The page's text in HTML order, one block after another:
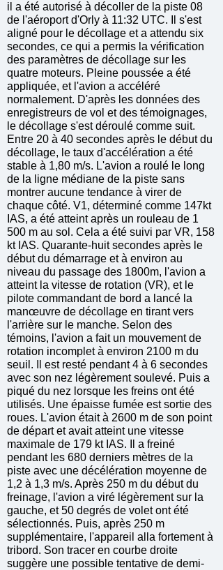
il a été autorisé à décoller de la piste 08
de l'aéroport d'Orly à 11:32 UTC. Il s'est
aligné pour le décollage et a attendu six
secondes, ce qui a permis la vérification
des paramètres de décollage sur les
quatre moteurs. Pleine poussée a été
appliquée, et l'avion a accéléré
normalement. D'après les données des
enregistreurs de vol et des témoignages,
le décollage s'est déroulé comme suit.
Entre 20 à 40 secondes après le début du
décollage, le taux d'accélération a été
stable à 1,80 m/s. L'avion a roulé le long
de la ligne médiane de la piste sans
montrer aucune tendance à virer de
chaque côté. V1, déterminé comme 147kt
IAS, a été atteint après un rouleau de 1
500 m au sol. Cela a été suivi par VR, 158
kt IAS. Quarante-huit secondes après le
début du démarrage et à environ au
niveau du passage des 1800m, l'avion a
atteint la vitesse de rotation (VR), et le
pilote commandant de bord a lancé la
manœuvre de décollage en tirant vers
l'arrière sur le manche. Selon des
témoins, l'avion a fait un mouvement de
rotation incomplet à environ 2100 m du
seuil. Il est resté pendant 4 à 6 secondes
avec son nez légèrement soulevé. Puis a
piqué du nez lorsque les freins ont été
utilisés. Une épaisse fumée est sortie des
roues. L'avion était à 2600 m de son point
de départ et avait atteint une vitesse
maximale de 179 kt IAS. Il a freiné
pendant les 680 derniers mètres de la
piste avec une décélération moyenne de
1,2 à 1,3 m/s. Après 250 m du début du
freinage, l'avion a viré légèrement sur la
gauche, et 50 degrés de volet ont été
sélectionnés. Puis, après 250 m
supplémentaire, l'appareil alla fortement à
tribord. Son tracer en courbe droite
suggère une possible tentative de demi-